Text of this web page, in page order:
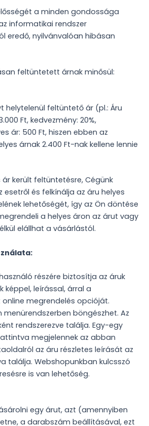
a minden gondossága
informatikai rendszer
eredő, nyilvánvalóan hibásan
feltüntetett árnak minősül:
helytelenül feltüntető ár (pl.: Áru
Ft, kedvezmény: 20%,
ár: 500 Ft, hiszen ebben az
árnak 2.400 Ft-nak kellene lennie
került feltüntetésre, Cégünk
és felkínálja az áru helyes
lehetőségét, így az Ön döntése
a helyes áron az árut vagy
elállhat a vásárlástól.
részére biztosítja az áruk
leírással, árral a
megrendelés opcióját.
menürendszerben böngészhet. Az
rendszerezve találja. Egy-egy
megjelennek az abban
az áru részletes leírását az
találja. Webshopunkban kulcsszó
is van lehetőség.
egy árut, azt (amennyiben
a darabszám beállításával, ezt